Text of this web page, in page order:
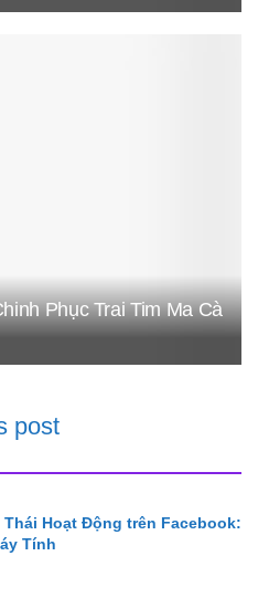
Phục Trai Tim Ma Cà
post
Thái Hoạt Động trên Facebook:
Tính